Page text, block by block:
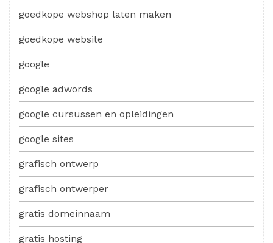
goedkope webshop laten maken
goedkope website
google
google adwords
google cursussen en opleidingen
google sites
grafisch ontwerp
grafisch ontwerper
gratis domeinnaam
gratis hosting